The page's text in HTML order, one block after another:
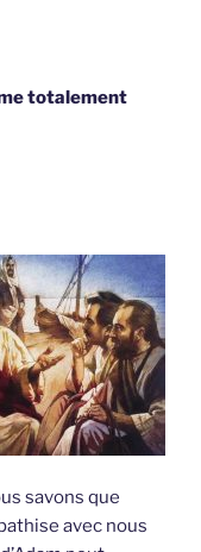
totalement
savons que
avec nous